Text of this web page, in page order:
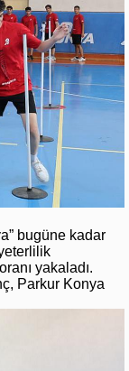
bugüne kadar
yakaladı.
Parkur Konya